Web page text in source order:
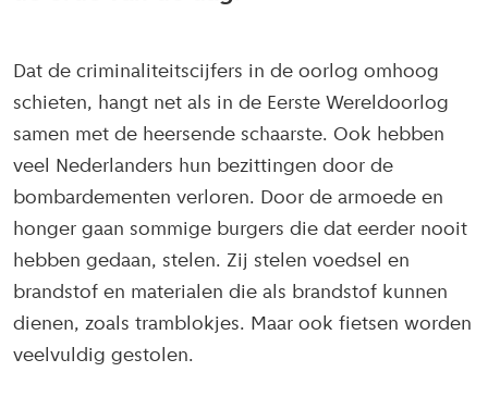
Dat de criminaliteitscijfers in de oorlog omhoog
schieten, hangt net als in de Eerste Wereldoorlog
samen met de heersende schaarste. Ook hebben
veel Nederlanders hun bezittingen door de
bombardementen verloren. Door de armoede en
honger gaan sommige burgers die dat eerder nooit
hebben gedaan, stelen. Zij stelen voedsel en
brandstof en materialen die als brandstof kunnen
dienen, zoals tramblokjes. Maar ook fietsen worden
veelvuldig gestolen.